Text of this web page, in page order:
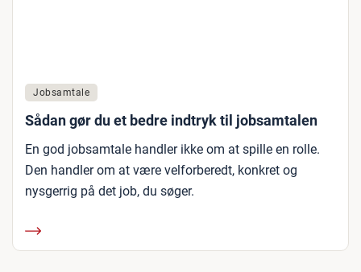
Jobsamtale
Sådan gør du et bedre indtryk til jobsamtalen
En god jobsamtale handler ikke om at spille en rolle.
Den handler om at være velforberedt, konkret og
nysgerrig på det job, du søger.